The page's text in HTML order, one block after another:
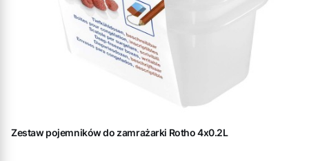
Zestaw pojemników do zamrażarki Rotho 4x0.2L